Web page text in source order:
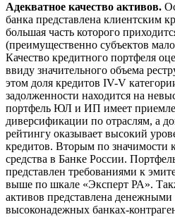
Адекватное качество активов.
банка представлена клиентским
большая часть которого
(преимущественно субъектов
Качество кредитного портфеля
ввиду значительного объема
этом доля кредитов IV-V
задолженности находится на
портфель ЮЛ и ИП имеет
диверсификации по отраслям, а
рейтингу оказывает высокий
кредитов. Вторым по значимости
средства в Банке России.
представлен требованиями к
выше по шкале «Эксперт РА».
активов представлена денежными
высоконадежных банках-